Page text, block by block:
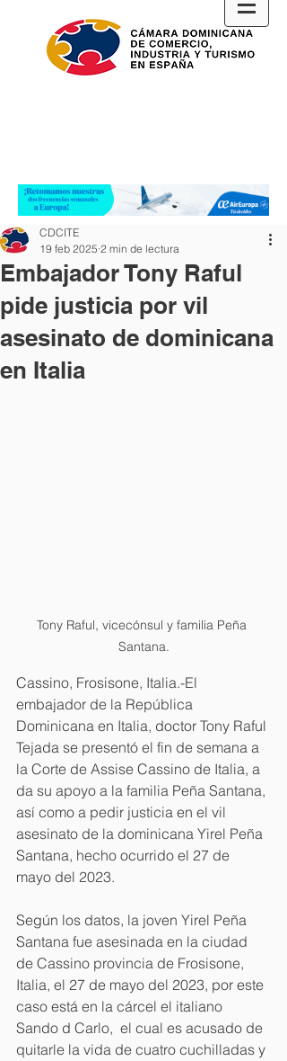
Embajador Tony Raful
pide justicia por vil
asesinato de dominicana
en Italia
CDCITE
19 feb 2025 2 min de lectura
Tony Raful, vicecónsul y familia Peña
Santana.
Cassino, Frosisone, Italia.-El
embajador de la República
Dominicana en Italia, doctor Tony Raful
Tejada se presentó el fin de semana a
la Corte de Assise Cassino de Italia, a
da su apoyo a la familia Peña Santana,
así como a pedir justicia en el vil
asesinato de la dominicana Yirel Peña
Santana, hecho ocurrido el 27 de
mayo del 2023.
Según los datos, la joven Yirel Peña
Santana fue asesinada en la ciudad
de Cassino provincia de Frosisone,
Italia, el 27 de mayo del 2023, por este
caso está en la cárcel el italiano
Sando d Carlo,  el cual es acusado de
quitarle la vida de cuatro cuchilladas y